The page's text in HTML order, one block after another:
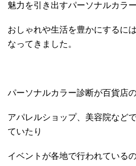
魅力を引き出すパーソナルカラ
おしゃれや生活を豊かにするに
なってきました。
パーソナルカラー診断が百貨店
アパレルショップ、美容院など
ていたり
イベントが各地で行われている